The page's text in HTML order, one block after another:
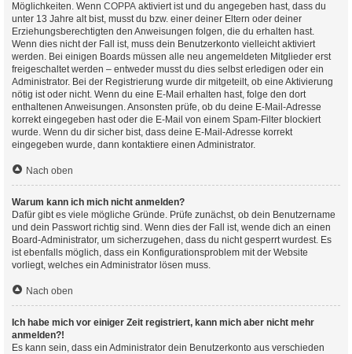
Möglichkeiten. Wenn COPPA aktiviert ist und du angegeben hast, dass du
unter 13 Jahre alt bist, musst du bzw. einer deiner Eltern oder deiner
Erziehungsberechtigten den Anweisungen folgen, die du erhalten hast.
Wenn dies nicht der Fall ist, muss dein Benutzerkonto vielleicht aktiviert
werden. Bei einigen Boards müssen alle neu angemeldeten Mitglieder erst
freigeschaltet werden – entweder musst du dies selbst erledigen oder ein
Administrator. Bei der Registrierung wurde dir mitgeteilt, ob eine Aktivierung
nötig ist oder nicht. Wenn du eine E-Mail erhalten hast, folge den dort
enthaltenen Anweisungen. Ansonsten prüfe, ob du deine E-Mail-Adresse
korrekt eingegeben hast oder die E-Mail von einem Spam-Filter blockiert
wurde. Wenn du dir sicher bist, dass deine E-Mail-Adresse korrekt
eingegeben wurde, dann kontaktiere einen Administrator.
Nach oben
Warum kann ich mich nicht anmelden?
Dafür gibt es viele mögliche Gründe. Prüfe zunächst, ob dein Benutzername
und dein Passwort richtig sind. Wenn dies der Fall ist, wende dich an einen
Board-Administrator, um sicherzugehen, dass du nicht gesperrt wurdest. Es
ist ebenfalls möglich, dass ein Konfigurationsproblem mit der Website
vorliegt, welches ein Administrator lösen muss.
Nach oben
Ich habe mich vor einiger Zeit registriert, kann mich aber nicht mehr
anmelden?!
Es kann sein, dass ein Administrator dein Benutzerkonto aus verschieden